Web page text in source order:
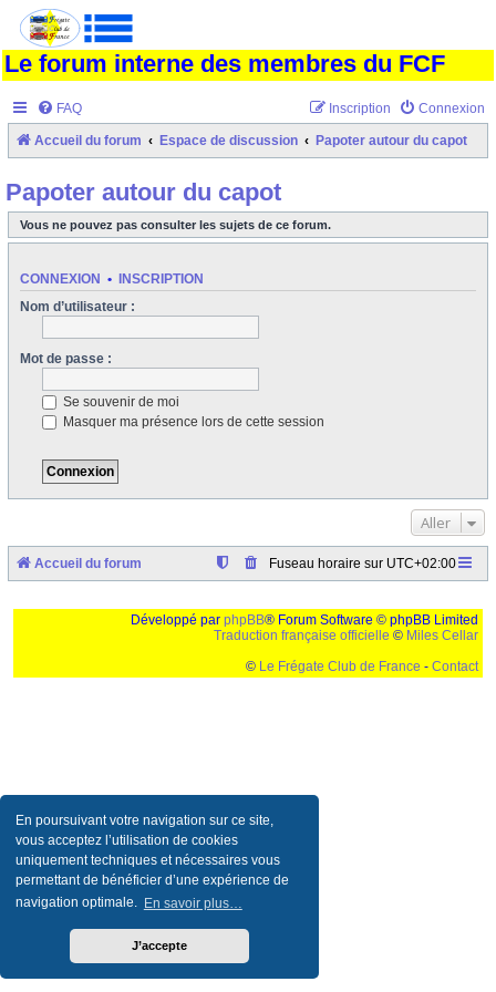
En poursuivant votre navigation sur ce site,
vous acceptez l’utilisation de cookies
uniquement techniques et nécessaires vous
permettant de bénéficier d’une expérience de
navigation optimale. En savoir plus…
J’accepte
Le forum interne des membres du FCF
FAQ Connexion
Inscription
Accueil du forum Espace de discussion Papoter autour du capot
Papoter autour du capot
Vous ne pouvez pas consulter les sujets de ce forum.
CONNEXION • INSCRIPTION
Nom d’utilisateur :
Mot de passe :
Se souvenir de moi
Masquer ma présence lors de cette session
Aller
Accueil du forum Fuseau horaire sur UTC+02:00
Développé par phpBB® Forum Software © phpBB Limited
Traduction française officielle © Miles Cellar
© Le Frégate Club de France - Contact